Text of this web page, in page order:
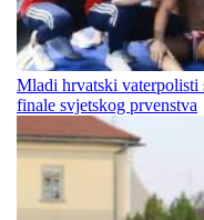
Mladi hrvatski
finale svjetskog prvenstva